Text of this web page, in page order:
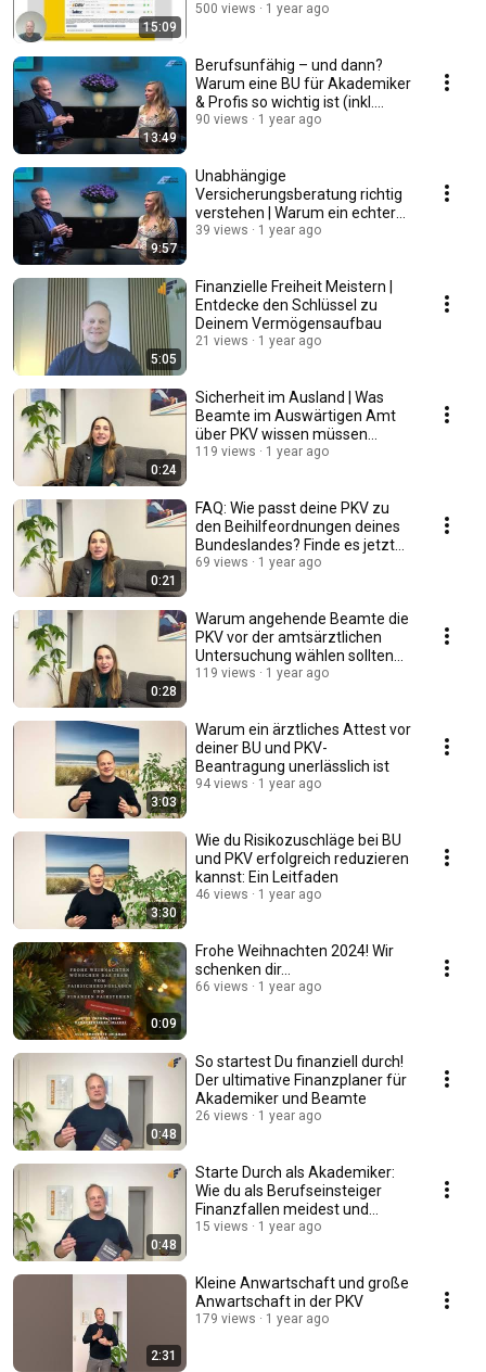
15:09
Tarif für dich?
500 views 1 year ago
13:49
Berufsunfähig – und dann?
Warum eine BU für Akademiker
& Profis so wichtig ist (inkl.
Profi-Tipps!)
90 views 1 year ago
9:57
Unabhängige
Versicherungsberatung richtig
verstehen | Warum ein echter
Makler Gold wert ist!
39 views 1 year ago
5:05
Finanzielle Freiheit Meistern |
Entdecke den Schlüssel zu
Deinem Vermögensaufbau
21 views 1 year ago
0:24
Sicherheit im Ausland | Was
Beamte im Auswärtigen Amt
über PKV wissen müssen
[Special]
119 views 1 year ago
0:21
FAQ: Wie passt deine PKV zu
den Beihilfeordnungen deines
Bundeslandes? Finde es jetzt
heraus!
69 views 1 year ago
0:28
Warum angehende Beamte die
PKV vor der amtsärztlichen
Untersuchung wählen sollten
[Wichtiger Tipp]
119 views 1 year ago
3:03
Warum ein ärztliches Attest vor
deiner BU und PKV-
Beantragung unerlässlich ist
94 views 1 year ago
3:30
Wie du Risikozuschläge bei BU
und PKV erfolgreich reduzieren
kannst: Ein Leitfaden
46 views 1 year ago
0:09
Frohe Weihnachten 2024! Wir
schenken dir...
66 views 1 year ago
0:48
So startest Du finanziell durch!
Der ultimative Finanzplaner für
Akademiker und Beamte
26 views 1 year ago
0:48
Starte Durch als Akademiker:
Wie du als Berufseinsteiger
Finanzfallen meidest und
sicher investierst
15 views 1 year ago
2:31
Kleine Anwartschaft und große
Anwartschaft in der PKV
179 views 1 year ago